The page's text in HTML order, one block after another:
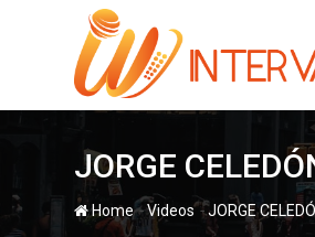
JORGE
Home-Videos-JORGE